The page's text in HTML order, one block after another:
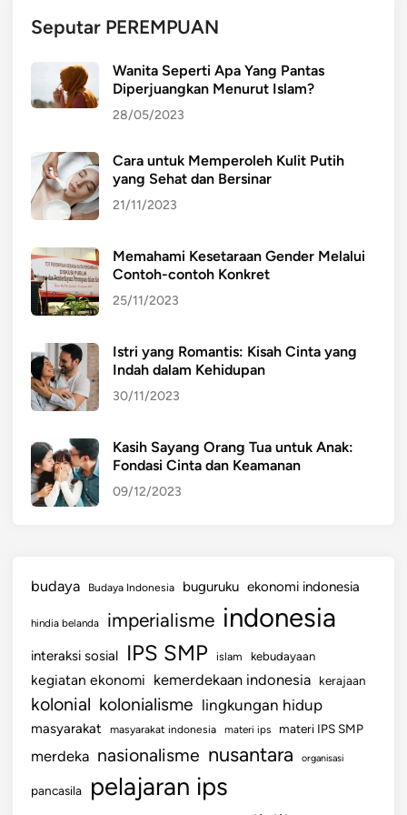
a
T
i
k
M
h
i
t
Seputar PEREMPUAN
Wanita Seperti Apa Yang Pantas
Diperjuangkan Menurut Islam?
28/05/2023
Cara untuk Memperoleh Kulit Putih
yang Sehat dan Bersinar
21/11/2023
Memahami Kesetaraan Gender Melalui
Contoh-contoh Konkret
25/11/2023
Istri yang Romantis: Kisah Cinta yang
Indah dalam Kehidupan
30/11/2023
Kasih Sayang Orang Tua untuk Anak:
Fondasi Cinta dan Keamanan
09/12/2023
budaya Budaya Indonesia buguruku ekonomi indonesia
hindia belanda imperialisme indonesia
interaksi sosial IPS SMP islam kebudayaan
kegiatan ekonomi kemerdekaan indonesia kerajaan
kolonial kolonialisme lingkungan hidup
masyarakat masyarakat indonesia materi ips materi IPS SMP
merdeka nasionalisme nusantara organisasi
pancasila
pelajaran ips